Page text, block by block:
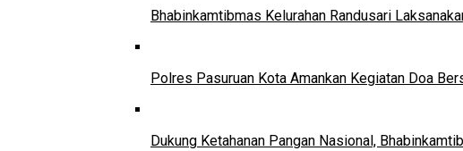
Bhabinkamtibmas Kelurahan Randusari
Polres Pasuruan Kota Amankan Kegiatan Doa
Dukung Ketahanan Pangan Nasional,